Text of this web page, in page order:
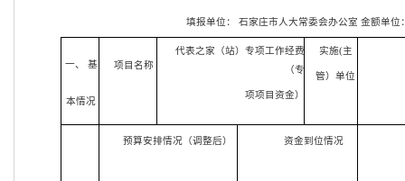
填报单位： 石家庄市人大常委会办公室 金额单位
一、 基
本情况
项目名称
代表之家（站）专项工作经费
（专
项项目资金）
实施(主
管）单位
预算安排情况（调整后） 资金到位情况